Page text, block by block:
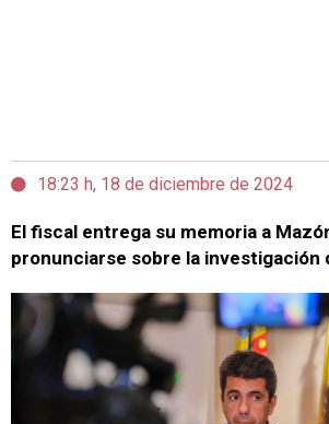
18:23 h, 18 de diciembre de 2024
El fiscal entrega su memoria a
pronunciarse sobre la investigación